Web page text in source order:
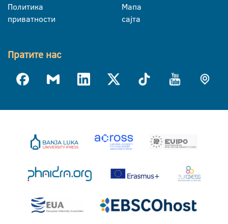
Политика
приватности
Мапа
сајта
Пратите нас